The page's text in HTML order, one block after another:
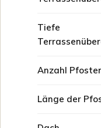
Tiefe
Anzahl
Länge der